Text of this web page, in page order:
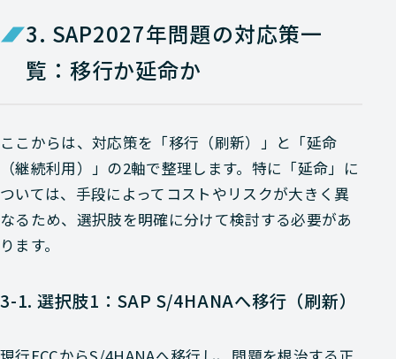
3. SAP2027年問題の対応策一
覧：移行か延命か
ここからは、対応策を「移行（刷新）」と「延命
（継続利用）」の2軸で整理します。特に「延命」に
ついては、手段によってコストやリスクが大きく異
なるため、選択肢を明確に分けて検討する必要があ
ります。
3-1. 選択肢1：SAP S/4HANAへ移行（刷新）